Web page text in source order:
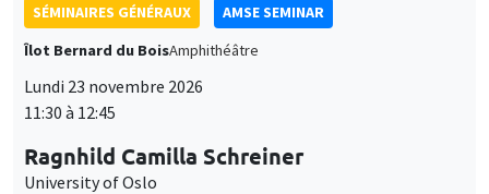
SÉMINAIRES GÉNÉRAUX
AMSE SEMINAR
Îlot Bernard du BoisAmphithéâtre
Lundi 23 novembre 2026
11:30 à 12:45
Ragnhild Camilla Schreiner
University of Oslo